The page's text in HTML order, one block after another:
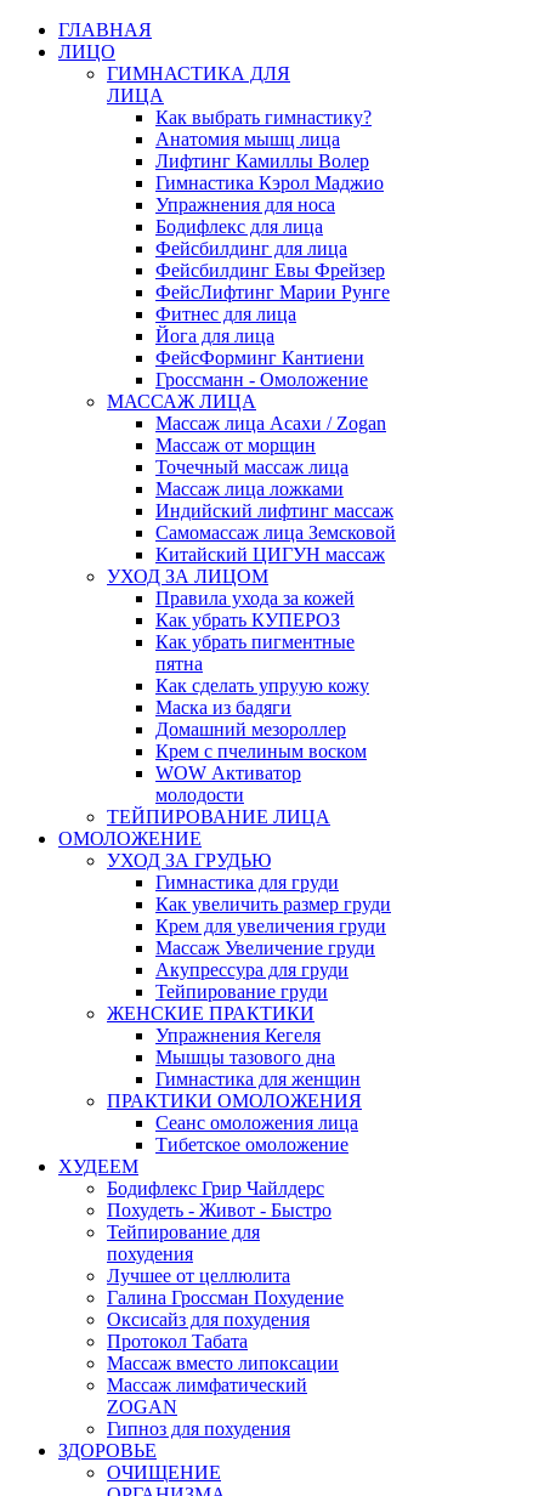
ГЛАВНАЯ
ЛИЦО
ГИМНАСТИКА ДЛЯ
ЛИЦА
Как выбрать гимнастику?
Анатомия мышц лица
Лифтинг Камиллы Волер
Гимнастика Кэрол Маджио
Упражнения для носа
Бодифлекс для лица
Фейсбилдинг для лица
Фейсбилдинг Евы Фрейзер
ФейсЛифтинг Марии Рунге
Фитнес для лица
Йога для лица
ФейсФорминг Кантиени
Гроссманн - Омоложение
МАССАЖ ЛИЦА
Массаж лица Асахи / Zogan
Массаж от морщин
Точечный массаж лица
Массаж лица ложками
Индийский лифтинг массаж
Самомассаж лица Земсковой
Китайский ЦИГУН массаж
УХОД ЗА ЛИЦОМ
Правила ухода за кожей
Как убрать КУПЕРОЗ
Как убрать пигментные
пятна
Как сделать упруую кожу
Маска из бадяги
Домашний мезороллер
Крем с пчелиным воском
WOW Активатор
молодости
ТЕЙПИРОВАНИЕ ЛИЦА
ОМОЛОЖЕНИЕ
УХОД ЗА ГРУДЬЮ
Гимнастика для груди
Как увеличить размер груди
Крем для увеличения груди
Массаж Увеличение груди
Акупрессура для груди
Тейпирование груди
ЖЕНСКИЕ ПРАКТИКИ
Упражнения Кегеля
Мышцы тазового дна
Гимнастика для женщин
ПРАКТИКИ ОМОЛОЖЕНИЯ
Сеанс омоложения лица
Тибетское омоложение
ХУДЕЕМ
Бодифлекс Грир Чайлдерс
Похудеть - Живот - Быстро
Тейпирование для
похудения
Лучшее от целлюлита
Галина Гроссман Похудение
Оксисайз для похудения
Протокол Табата
Массаж вместо липоксации
Массаж лимфатический
ZOGAN
Гипноз для похудения
ЗДОРОВЬЕ
ОЧИЩЕНИЕ